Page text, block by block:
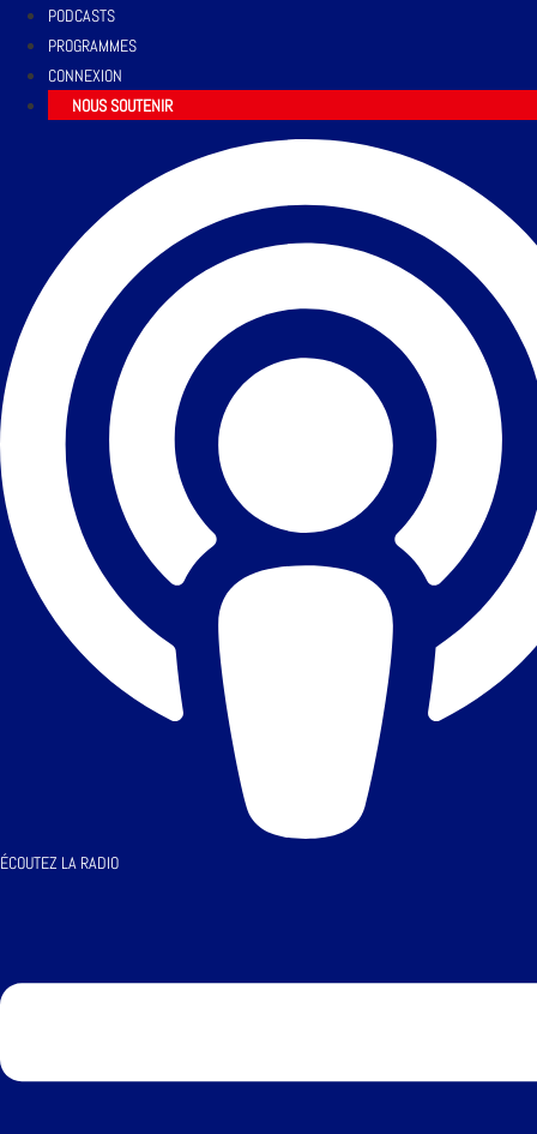
PODCASTS
PROGRAMMES
CONNEXION
NOUS SOUTENIR
ÉCOUTEZ LA RADIO